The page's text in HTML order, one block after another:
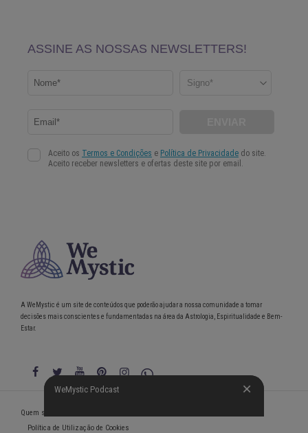
WeMystic Podcast
A WeMystic é um site de conteúdos que poderão ajudar a nossa comunidade a tomar
decisões mais conscientes e fundamentadas na área da Astrologia, Espiritualidade e Bem-
Estar.
WeMystic Podcast
Quem somos
Política de Utilização de Cookies